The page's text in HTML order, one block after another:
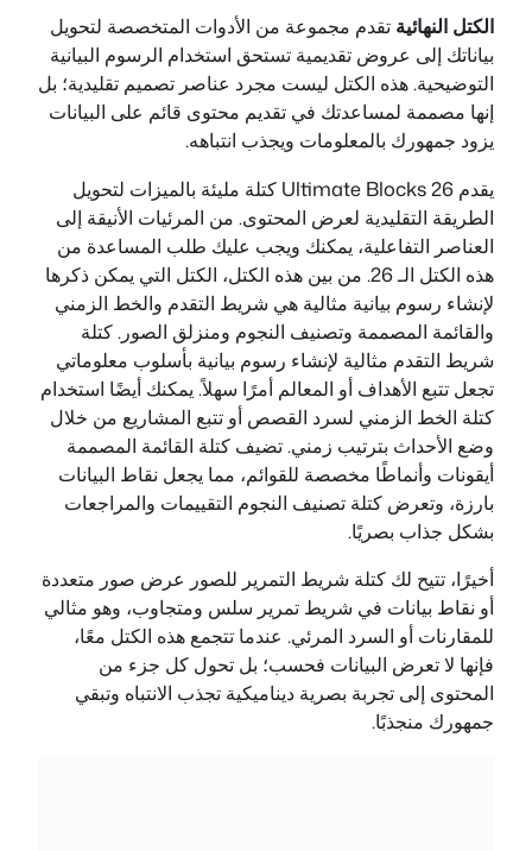
الكتل النهائيةتقدم مجموعة من الأدوات المتخصصة لتحويل
بياناتك إلى عروض تقديمية تستحق استخدام الرسوم البيانية
التوضيحية. هذه الكتل ليست مجرد عناصر تصميم تقليدية؛ بل
إنها مصممة لمساعدتك في تقديم محتوى قائم على البيانات
يزود جمهورك بالمعلومات ويجذب انتباهه.
يقدم Ultimate Blocks 26 كتلة مليئة بالميزات لتحويل
الطريقة التقليدية لعرض المحتوى. من المرئيات الأنيقة إلى
العناصر التفاعلية، يمكنك ويجب عليك طلب المساعدة من
هذه الكتل الـ 26. من بين هذه الكتل، الكتل التي يمكن ذكرها
لإنشاء رسوم بيانية مثالية هي شريط التقدم والخط الزمني
والقائمة المصممة وتصنيف النجوم ومنزلق الصور. كتلة
شريط التقدم مثالية لإنشاء رسوم بيانية بأسلوب معلوماتي
تجعل تتبع الأهداف أو المعالم أمرًا سهلاً. يمكنك أيضًا استخدام
كتلة الخط الزمني لسرد القصص أو تتبع المشاريع من خلال
وضع الأحداث بترتيب زمني. تضيف كتلة القائمة المصممة
أيقونات وأنماطًا مخصصة للقوائم، مما يجعل نقاط البيانات
بارزة، وتعرض كتلة تصنيف النجوم التقييمات والمراجعات
بشكل جذاب بصريًا.
أخيرًا، تتيح لك كتلة شريط التمرير للصور عرض صور متعددة
أو نقاط بيانات في شريط تمرير سلس ومتجاوب، وهو مثالي
للمقارنات أو السرد المرئي. عندما تتجمع هذه الكتل معًا،
فإنها لا تعرض البيانات فحسب؛ بل تحول كل جزء من
المحتوى إلى تجربة بصرية ديناميكية تجذب الانتباه وتبقي
جمهورك منجذبًا.